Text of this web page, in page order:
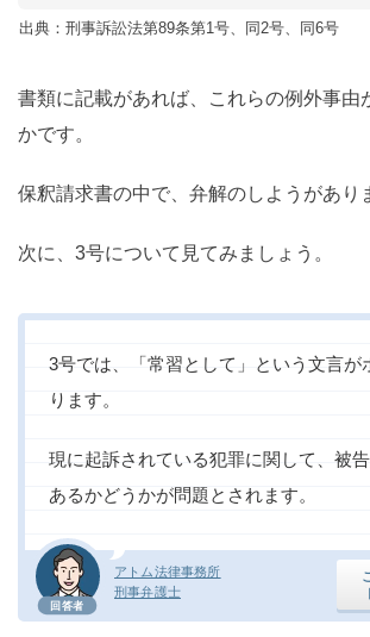
出典：刑事訴訟法第89条第1号、同2号、同6号
書類に記載があれば、これらの例外事由
かです。
保釈請求書の中で、弁解のしようがあり
次に、3号について見てみましょう。
回答者
アトム法律事務所
刑事弁護士
3号では、「常習として」という文言が
ります。
現に起訴されている犯罪に関して、被
あるかどうかが問題とされます。